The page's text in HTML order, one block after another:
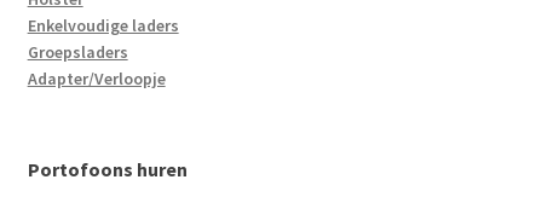
Enkelvoudige laders
Groepsladers
Adapter/Verloopje
Portofoons huren